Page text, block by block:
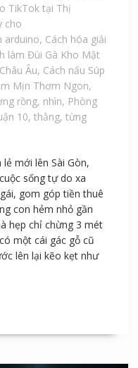
TikTok tại Thị
cho
arduino, Cách hóa giải
làm Đùi Gà Kho Mật
Âu, Cách nấu Súp
Mịn Thơm Ngon,
rồng, nhìn, Phòng
10, thằng, từng
mới lên Sài Gòn,
sống tự do xa
gom góp tiền thuê
con hẻm nhỏ gần
hẹp chỉ chừng 3 mét
một cái gác gỗ cũ
lên lại kẽo kẹt như